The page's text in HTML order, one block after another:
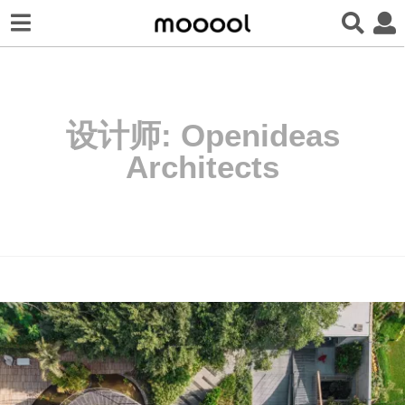
设计师: Openideas
Architects